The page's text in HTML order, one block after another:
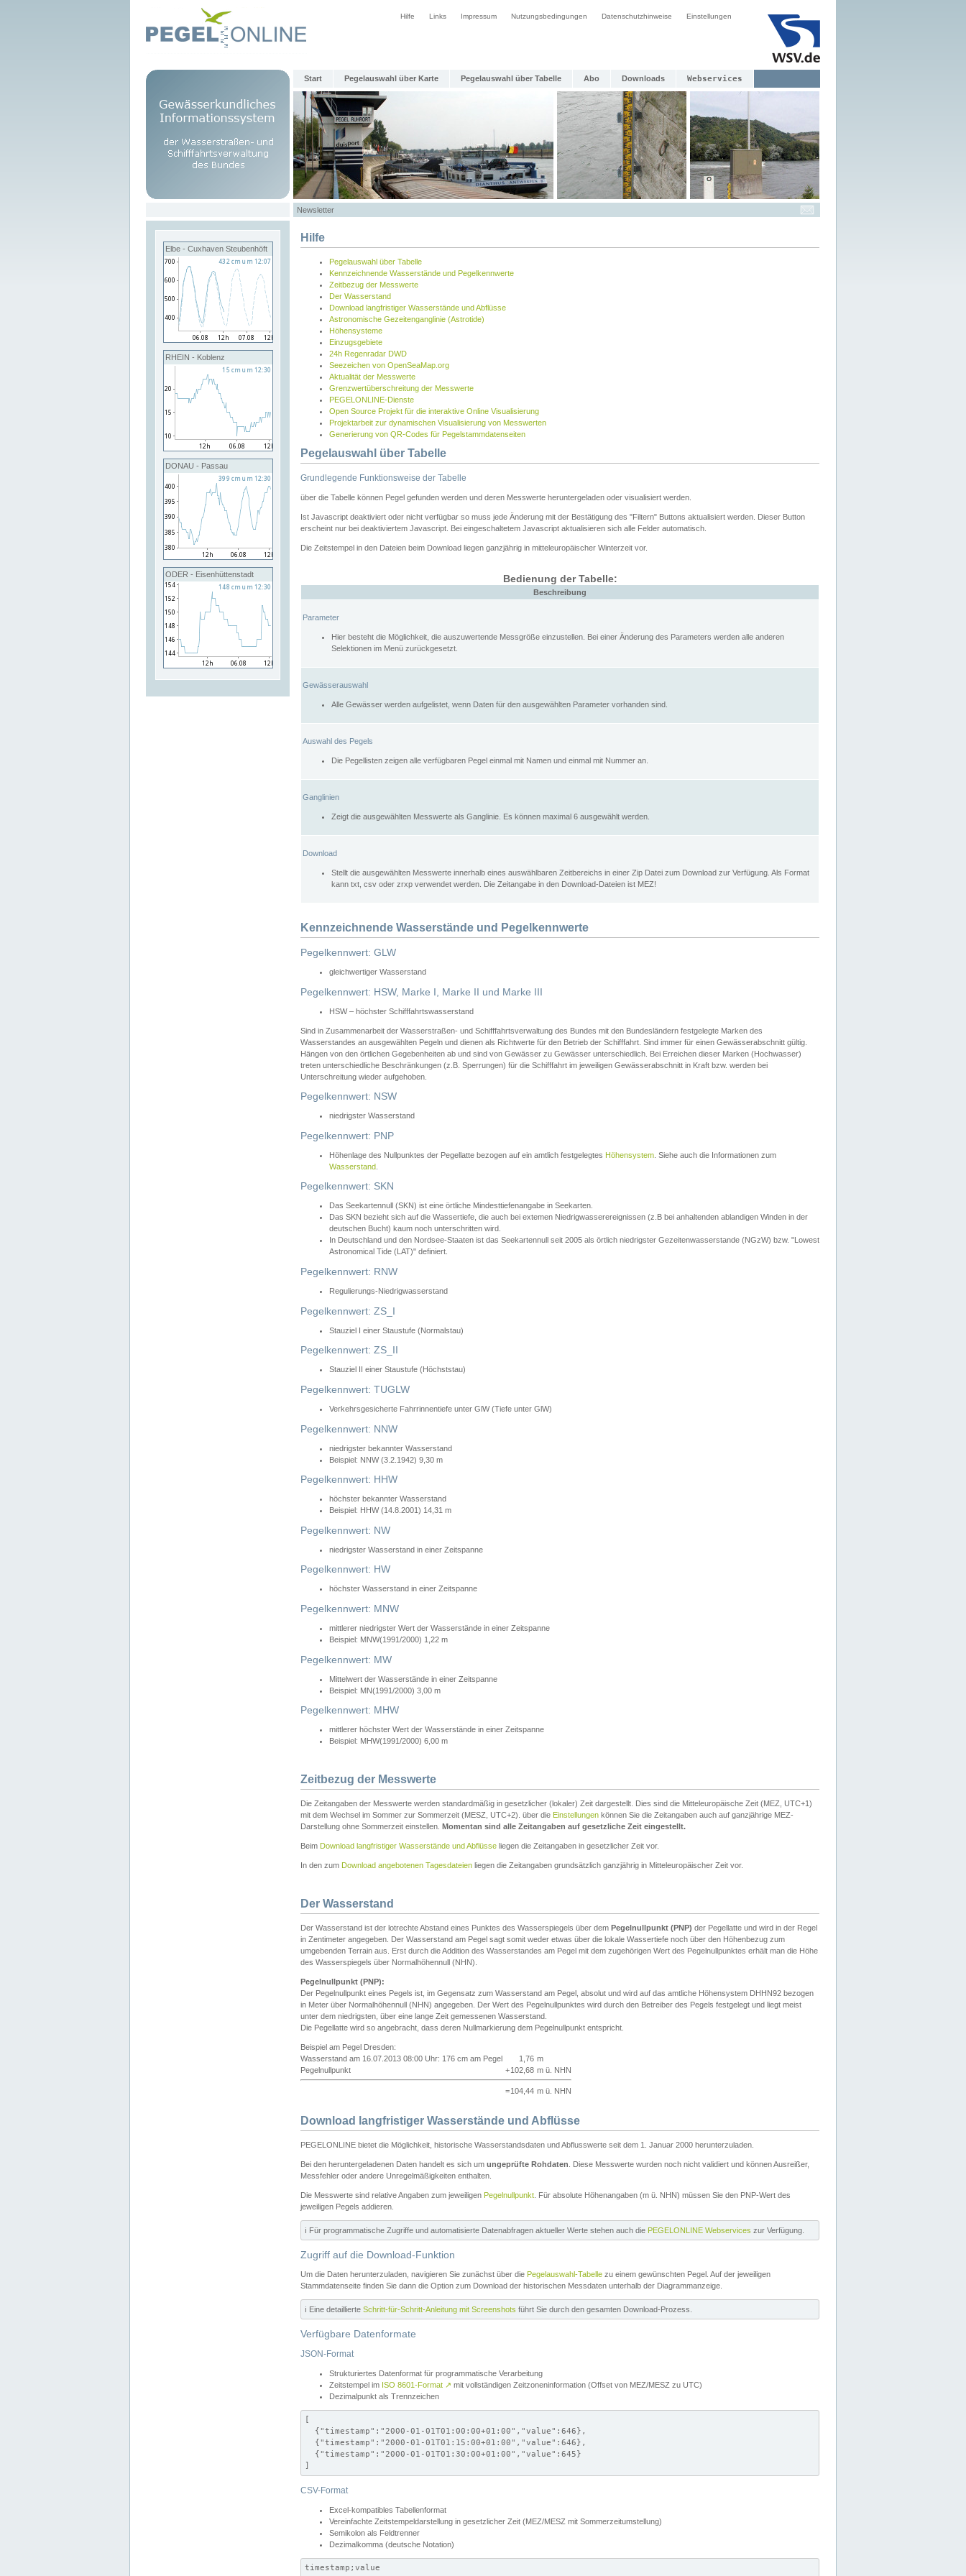
Hilfe Links Impressum Nutzungsbedingungen Datenschutzhinweise Einstellungen
Start Pegelauswahl über Karte Pegelauswahl über Tabelle Abo Downloads Webservices
Newsletter
Elbe - Cuxhaven Steubenhöft
RHEIN - Koblenz
DONAU - Passau
ODER - Eisenhüttenstadt
Hilfe
Pegelauswahl über Tabelle
Kennzeichnende Wasserstände und Pegelkennwerte
Zeitbezug der Messwerte
Der Wasserstand
Download langfristiger Wasserstände und Abflüsse
Astronomische Gezeitenganglinie (Astrotide)
Höhensysteme
Einzugsgebiete
24h Regenradar DWD
Seezeichen von OpenSeaMap.org
Aktualität der Messwerte
Grenzwertüberschreitung der Messwerte
PEGELONLINE-Dienste
Open Source Projekt für die interaktive Online Visualisierung
Projektarbeit zur dynamischen Visualisierung von Messwerten
Generierung von QR-Codes für Pegelstammdatenseiten
Pegelauswahl über Tabelle
Grundlegende Funktionsweise der Tabelle
über die Tabelle können Pegel gefunden werden und deren Messwerte heruntergeladen oder visualisiert werden.
Ist Javascript deaktiviert oder nicht verfügbar so muss jede Änderung mit der Bestätigung des "Filtern" Buttons aktualisiert werden. Dieser Button
erscheint nur bei deaktiviertem Javascript. Bei eingeschaltetem Javascript aktualisieren sich alle Felder automatisch.
Die Zeitstempel in den Dateien beim Download liegen ganzjährig in mitteleuropäischer Winterzeit vor.
Bedienung der Tabelle:
Beschreibung
Parameter
Hier besteht die Möglichkeit, die auszuwertende Messgröße einzustellen. Bei einer Änderung des Parameters werden alle anderen
Selektionen im Menü zurückgesetzt.
Gewässerauswahl
Alle Gewässer werden aufgelistet, wenn Daten für den ausgewählten Parameter vorhanden sind.
Auswahl des Pegels
Die Pegellisten zeigen alle verfügbaren Pegel einmal mit Namen und einmal mit Nummer an.
Ganglinien
Zeigt die ausgewählten Messwerte als Ganglinie. Es können maximal 6 ausgewählt werden.
Download
Stellt die ausgewählten Messwerte innerhalb eines auswählbaren Zeitbereichs in einer Zip Datei zum Download zur Verfügung. Als Format
kann txt, csv oder zrxp verwendet werden. Die Zeitangabe in den Download-Dateien ist MEZ!
Kennzeichnende Wasserstände und Pegelkennwerte
Pegelkennwert: GLW
gleichwertiger Wasserstand
Pegelkennwert: HSW, Marke I, Marke II und Marke III
HSW – höchster Schifffahrtswasserstand
Sind in Zusammenarbeit der Wasserstraßen- und Schifffahrtsverwaltung des Bundes mit den Bundesländern festgelegte Marken des
Wasserstandes an ausgewählten Pegeln und dienen als Richtwerte für den Betrieb der Schifffahrt. Sind immer für einen Gewässerabschnitt gültig.
Hängen von den örtlichen Gegebenheiten ab und sind von Gewässer zu Gewässer unterschiedlich. Bei Erreichen dieser Marken (Hochwasser)
treten unterschiedliche Beschränkungen (z.B. Sperrungen) für die Schifffahrt im jeweiligen Gewässerabschnitt in Kraft bzw. werden bei
Unterschreitung wieder aufgehoben.
Pegelkennwert: NSW
niedrigster Wasserstand
Pegelkennwert: PNP
Höhenlage des Nullpunktes der Pegellatte bezogen auf ein amtlich festgelegtes Höhensystem . Siehe auch die Informationen zum
Wasserstand
Pegelkennwert: SKN
Das Seekartennull (SKN) ist eine örtliche Mindesttiefenangabe in Seekarten.
Das SKN bezieht sich auf die Wassertiefe, die auch bei extemen Niedrigwasserereignissen (z.B bei anhaltenden ablandigen Winden in der
deutschen Bucht) kaum noch unterschritten wird.
In Deutschland und den Nordsee-Staaten ist das Seekartennull seit 2005 als örtlich niedrigster Gezeitenwasserstande (NGzW) bzw. "Lowest
Astronomical Tide (LAT)" definiert.
Pegelkennwert: RNW
Regulierungs-Niedrigwasserstand
Pegelkennwert: ZS_I
Stauziel I einer Staustufe (Normalstau)
Pegelkennwert: ZS_II
Stauziel II einer Staustufe (Höchststau)
Pegelkennwert: TUGLW
Verkehrsgesicherte Fahrrinnentiefe unter GlW (Tiefe unter GlW)
Pegelkennwert: NNW
niedrigster bekannter Wasserstand
Beispiel: NNW (3.2.1942) 9,30 m
Pegelkennwert: HHW
höchster bekannter Wasserstand
Beispiel: HHW (14.8.2001) 14,31 m
Pegelkennwert: NW
niedrigster Wasserstand in einer Zeitspanne
Pegelkennwert: HW
höchster Wasserstand in einer Zeitspanne
Pegelkennwert: MNW
mittlerer niedrigster Wert der Wasserstände in einer Zeitspanne
Beispiel: MNW(1991/2000) 1,22 m
Pegelkennwert: MW
Mittelwert der Wasserstände in einer Zeitspanne
Beispiel: MN(1991/2000) 3,00 m
Pegelkennwert: MHW
mittlerer höchster Wert der Wasserstände in einer Zeitspanne
Beispiel: MHW(1991/2000) 6,00 m
Zeitbezug der Messwerte
Die Zeitangaben der Messwerte werden standardmäßig in gesetzlicher (lokaler) Zeit dargestellt. Dies sind die Mitteleuropäische Zeit (MEZ, UTC+1)
mit dem Wechsel im Sommer zur Sommerzeit (MESZ, UTC+2). über die Einstellungen können Sie die Zeitangaben auch auf ganzjährige MEZ-
Darstellung ohne Sommerzeit einstellen. Momentan sind alle Zeitangaben auf gesetzliche Zeit eingestellt.
Beim Download langfristiger Wasserstände und Abflüsse liegen die Zeitangaben in gesetzlicher Zeit vor.
In den zum Download angebotenen Tagesdateien liegen die Zeitangaben grundsätzlich ganzjährig in Mitteleuropäischer Zeit vor.
Der Wasserstand
Der Wasserstand ist der lotrechte Abstand eines Punktes des Wasserspiegels über dem Pegelnullpunkt (PNP) der Pegellatte und wird in der Regel
in Zentimeter angegeben. Der Wasserstand am Pegel sagt somit weder etwas über die lokale Wassertiefe noch über den Höhenbezug zum
umgebenden Terrain aus. Erst durch die Addition des Wasserstandes am Pegel mit dem zugehörigen Wert des Pegelnullpunktes erhält man die Höhe
des Wasserspiegels über Normalhöhennull (NHN).
Pegelnullpunkt (PNP):
Der Pegelnullpunkt eines Pegels ist, im Gegensatz zum Wasserstand am Pegel, absolut und wird auf das amtliche Höhensystem DHHN92 bezogen
in Meter über Normalhöhennull (NHN) angegeben. Der Wert des Pegelnullpunktes wird durch den Betreiber des Pegels festgelegt und liegt meist
unter dem niedrigsten, über eine lange Zeit gemessenen Wasserstand.
Die Pegellatte wird so angebracht, dass deren Nullmarkierung dem Pegelnullpunkt entspricht.
Beispiel am Pegel Dresden:
Wasserstand am 16.07.2013 08:00 Uhr: 176 cm am Pegel
1,76 m
Pegelnullpunkt
+102,68 m ü. NHN
=104,44 m ü. NHN
Download langfristiger Wasserstände und Abflüsse
PEGELONLINE bietet die Möglichkeit, historische Wasserstandsdaten und Abflusswerte seit dem 1. Januar 2000 herunterzuladen.
Bei den heruntergeladenen Daten handelt es sich um ungeprüfte Rohdaten . Diese Messwerte wurden noch nicht validiert und können Ausreißer,
Messfehler oder andere Unregelmäßigkeiten enthalten.
Die Messwerte sind relative Angaben zum jeweiligen Pegelnullpunkt . Für absolute Höhenangaben (m ü. NHN) müssen Sie den PNP-Wert des
jeweiligen Pegels addieren.
ℹ️ Für programmatische Zugriffe und automatisierte Datenabfragen aktueller Werte stehen auch die PEGELONLINE Webservices zur Verfügung.
Zugriff auf die Download-Funktion
Um die Daten herunterzuladen, navigieren Sie zunächst über die Pegelauswahl-Tabelle zu einem gewünschten Pegel. Auf der jeweiligen
Stammdatenseite finden Sie dann die Option zum Download der historischen Messdaten unterhalb der Diagrammanzeige.
ℹ️ Eine detaillierte Schritt-für-Schritt-Anleitung mit Screenshots führt Sie durch den gesamten Download-Prozess.
Verfügbare Datenformate
JSON-Format
Strukturiertes Datenformat für programmatische Verarbeitung
Zeitstempel im ISO 8601-Format ↗ mit vollständigen Zeitzoneninformation (Offset von MEZ/MESZ zu UTC)
Dezimalpunkt als Trennzeichen
[
  {"timestamp":"2000-01-01T01:00:00+01:00","value":646},
  {"timestamp":"2000-01-01T01:15:00+01:00","value":646},
  {"timestamp":"2000-01-01T01:30:00+01:00","value":645}
]
CSV-Format
Excel-kompatibles Tabellenformat
Vereinfachte Zeitstempeldarstellung in gesetzlicher Zeit (MEZ/MESZ mit Sommerzeitumstellung)
Semikolon als Feldtrenner
Dezimalkomma (deutsche Notation)
timestamp;value